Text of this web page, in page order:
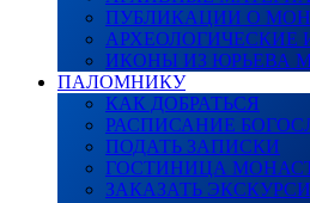
ПУБЛИКАЦИИ О
АРХЕОЛОГИЧЕСКИЕ
ИКОНЫ ИЗ ЮРЬЕВА
ПАЛОМНИКУ
КАК ДОБРАТЬСЯ
РАСПИСАНИЕ
ПОДАТЬ ЗАПИСКИ
ГОСТИНИЦА
ЗАКАЗАТЬ